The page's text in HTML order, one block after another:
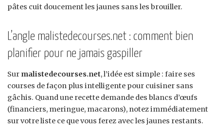
pâtes cuit doucement les jaunes sans les brouiller.
L’angle malistedecourses.net : comment bien
planifier pour ne jamais gaspiller
Sur malistedecourses.net, l’idée est simple : faire ses
courses de façon plus intelligente pour cuisiner sans
gâchis. Quand une recette demande des blancs d’œufs
(financiers, meringue, macarons), notez immédiatement
sur votre liste ce que vous ferez avec les jaunes restants.